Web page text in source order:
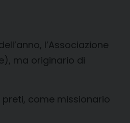
l’Associazione
ma originario di
preti, come missionario